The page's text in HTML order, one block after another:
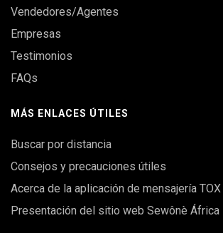
Vendedores/Agentes
Empresas
Testimonios
FAQs
MÁS ENLACES ÚTILES
Buscar por distancia
Consejos y precauciones útiles
Acerca de la aplicación de mensajería
Presentación del sitio web Sewônè África